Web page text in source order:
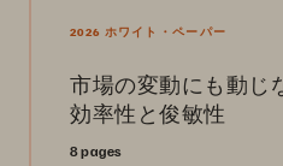
2026 ホワイト・ペーパー
市場の変動にも動じ
効率性と俊敏性
8 pages